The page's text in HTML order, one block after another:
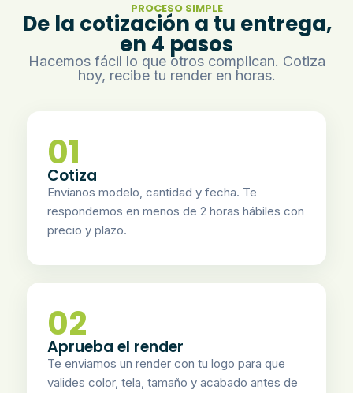
PROCESO SIMPLE
De la cotización a tu entrega,
en 4 pasos
Hacemos fácil lo que otros complican. Cotiza
hoy, recibe tu render en horas.
01
Cotiza
Envíanos modelo, cantidad y fecha. Te
respondemos en menos de 2 horas hábiles con
precio y plazo.
02
Aprueba el render
Te enviamos un render con tu logo para que
valides color, tela, tamaño y acabado antes de